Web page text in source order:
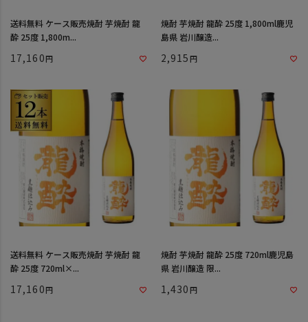
送料無料 ケース販売焼酎 芋焼酎 龍
酔 25度 1,800m...
17,160
焼酎 芋焼酎 龍酔 25度 1,800ml鹿児
島県 岩川醸造...
2,915
送料無料 ケース販売焼酎 芋焼酎 龍
酔 25度 720ml×...
17,160
焼酎 芋焼酎 龍酔 25度 720ml鹿児島
県 岩川醸造 限...
1,430